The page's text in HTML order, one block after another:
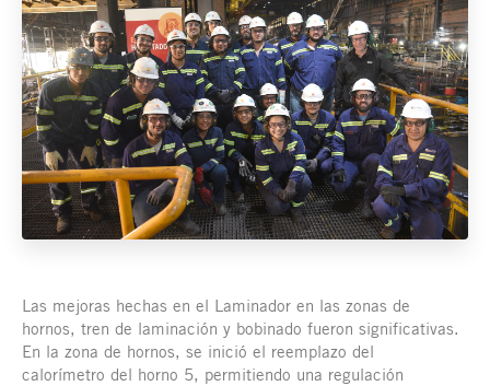
Las mejoras hechas en el Laminador en las zonas de
hornos, tren de laminación y bobinado fueron significativas.
En la zona de hornos, se inició el reemplazo del
calorímetro del horno 5, permitiendo una regulación